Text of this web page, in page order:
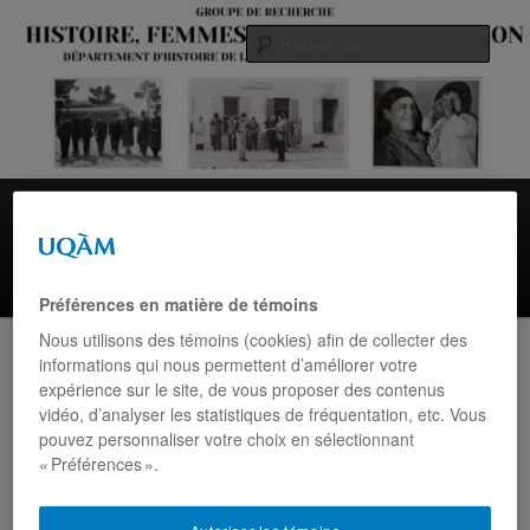
principal
Menu
Équipe
Contact
Navigation
des
articles
←Précédent
8e Congrès international en
Préférences en matière de témoins
Nous utilisons des témoins (cookies) afin de collecter des
informations qui nous permettent d’améliorer votre
expérience sur le site, de vous proposer des contenus
vidéo, d’analyser les statistiques de fréquentation, etc. Vous
pouvez personnaliser votre choix en sélectionnant
« Préférences ».